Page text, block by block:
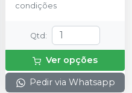
condições
Qtd :
Ver opções
Pedir via Whatsapp